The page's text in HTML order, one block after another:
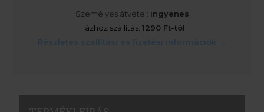
Személyes átvétel: ingyenes
Házhoz szállítás: 1290 Ft-tól
Részletes szállítási és fizetési információk →